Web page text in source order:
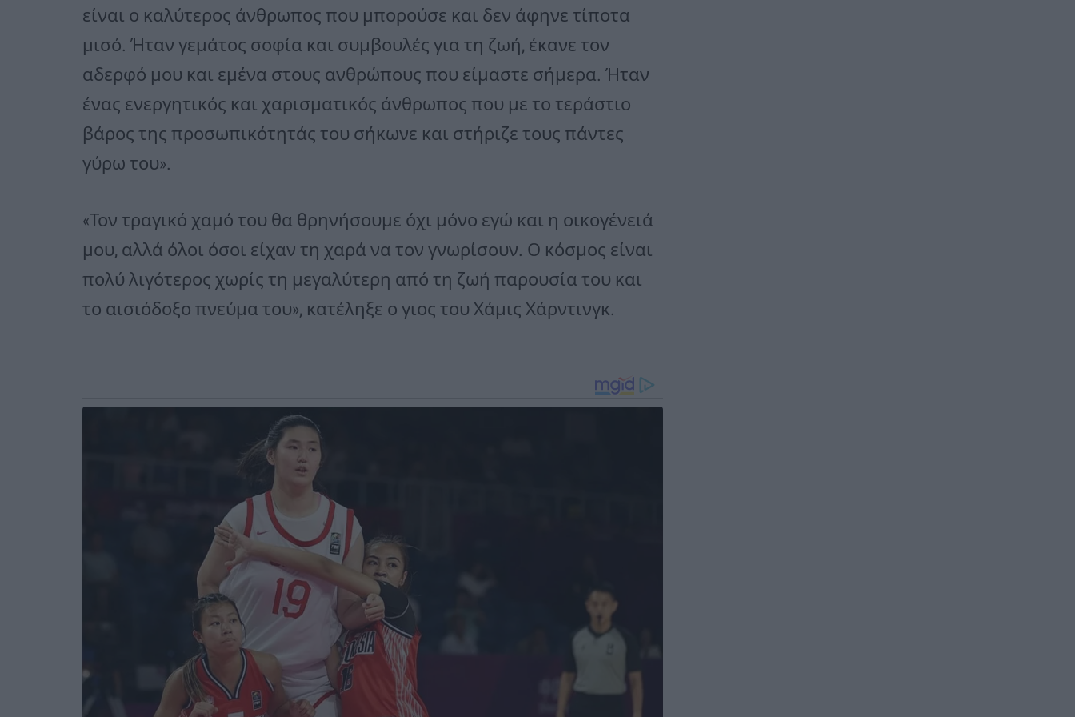
είναι ο καλύτερος άνθρωπος που μπορούσε και δεν άφηνε τίποτα
μισό. Ήταν γεμάτος σοφία και συμβουλές για τη ζωή, έκανε τον
αδερφό μου και εμένα στους ανθρώπους που είμαστε σήμερα. Ήταν
ένας ενεργητικός και χαρισματικός άνθρωπος που με το τεράστιο
βάρος της προσωπικότητάς του σήκωνε και στήριζε τους πάντες
γύρω του».
«Τον τραγικό χαμό του θα θρηνήσουμε όχι μόνο εγώ και η οικογένειά
μου, αλλά όλοι όσοι είχαν τη χαρά να τον γνωρίσουν. Ο κόσμος είναι
πολύ λιγότερος χωρίς τη μεγαλύτερη από τη ζωή παρουσία του και
το αισιόδοξο πνεύμα του», κατέληξε ο γιος του Χάμις Χάρντινγκ.